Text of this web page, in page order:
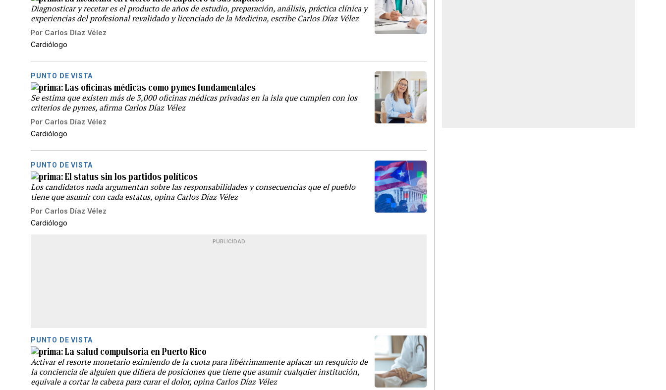
Diagnosticar y recetar es el producto de años de estudio, preparación, análisis, práctica clínica y
experiencias del profesional revalidado y licenciado de la Medicina, escribe Carlos Díaz Vélez
Por Carlos Díaz Vélez
Cardiólogo
PUNTO DE VISTA
Las oficinas médicas como pymes fundamentales
Se estima que existen más de 3,000 oficinas médicas privadas en la isla que cumplen con los
criterios de pymes, afirma Carlos Díaz Vélez
Por Carlos Díaz Vélez
Cardiólogo
PUNTO DE VISTA
El status sin los partidos políticos
Los candidatos nada argumentan sobre las responsabilidades y consecuencias que el pueblo
tiene que asumir con cada estatus, opina Carlos Díaz Vélez
Por Carlos Díaz Vélez
Cardiólogo
PUBLICIDAD
PUNTO DE VISTA
La salud compulsoria en Puerto Rico
Activar el resorte monetario eximiendo de la cuota para libérrimamente aplacar un resquicio de
la conciencia de alguien que difiera de posiciones que tiene que asumir cualquier institución,
equivale a cortar la cabeza para curar el dolor, opina Carlos Díaz Vélez